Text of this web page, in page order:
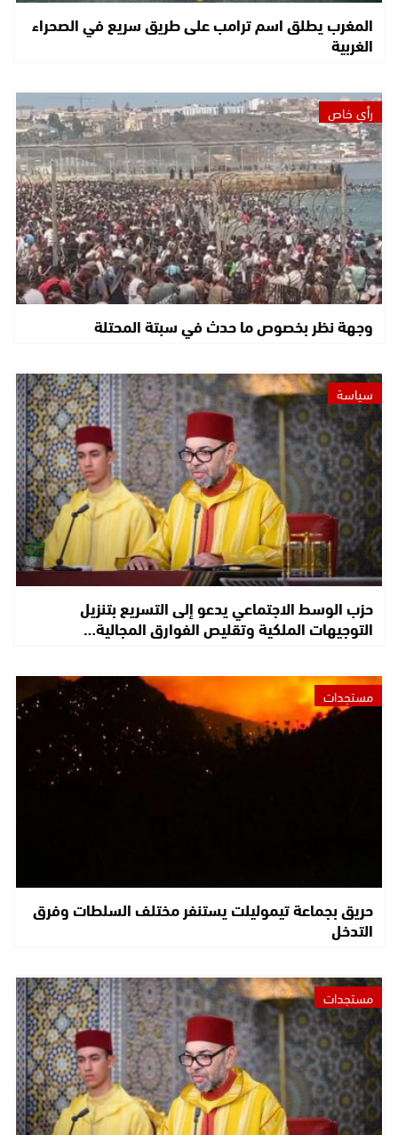
المغرب يطلق اسم ترامب على طريق سريع في الصحراء
الغربية
رأي خاص
وجهة نظر بخصوص ما حدث في سبتة المحتلة
سياسة
حزب الوسط الاجتماعي يدعو إلى التسريع بتنزيل
التوجيهات الملكية وتقليص الفوارق المجالية…
مستجدات
حريق بجماعة تيموليلت يستنفر مختلف السلطات وفرق
التدخل
مستجدات